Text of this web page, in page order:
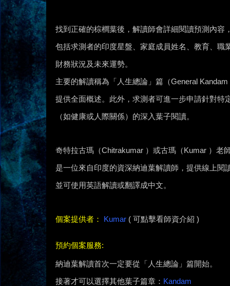
找到正確的棕櫚葉後，解讀師會詳細閱讀預測內容
包括求測者的印度星盤、家庭成員姓名、教育、職
財務狀況及未來運勢。
主要的解讀稱為「人生總論」篇（General Kandam
提供全面概述。此外，求測者可進一步申請針對特
（如健康或人際關係）的深入葉子閱讀。
奇特拉古瑪（Chitrakumar ）或古瑪（Kumar ）老
是一位來自印度的資深納迪葉解讀師，提供線上閱
並可使用英語解讀或翻譯成中文。
個案提供者： Kumar ( 可點擊看師資介紹 )
預約個案服務:
納迪葉解讀首次一定要從「人生總論」篇開始。
接著才可以選擇其他葉子篇章： Kandam